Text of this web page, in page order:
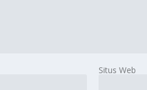
Situs Web